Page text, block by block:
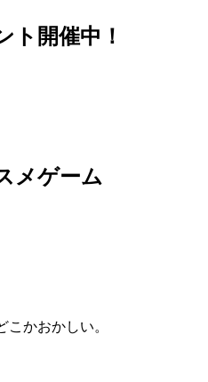
ト開催中！
メゲーム
こかおかしい。